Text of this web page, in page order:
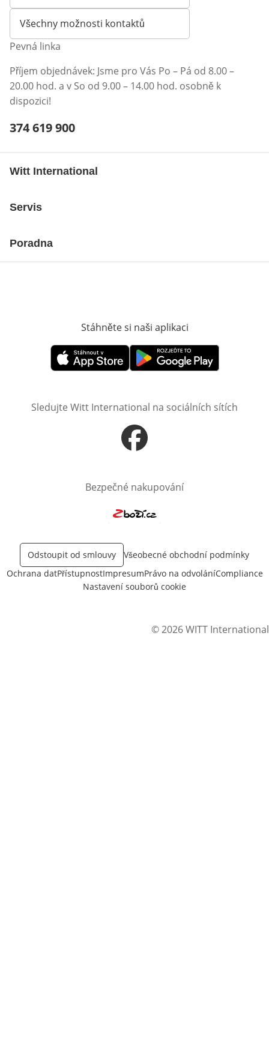
Všechny možnosti kontaktů
Pevná linka
Příjem objednávek: Jsme pro Vás Po – Pá od 8.00 –
20.00 hod. a v So od 9.00 – 14.00 hod. osobně k
dispozici!
Telefonní číslo:
374 619 900
Witt International
Servis
Poradna
Stáhněte si naši aplikaci
Otevře v novém okněOtevře v novém okně
Sledujte Witt International na sociálních sítích
Otevře v novém okně
Bezpečné nakupování
Odstoupit od smlouvy
Všeobecné obchodní podmínky
Ochrana datPřístupnostImpresumPrávo na odvoláníCompliance
Nastavení souborů cookie
© 2026 WITT International